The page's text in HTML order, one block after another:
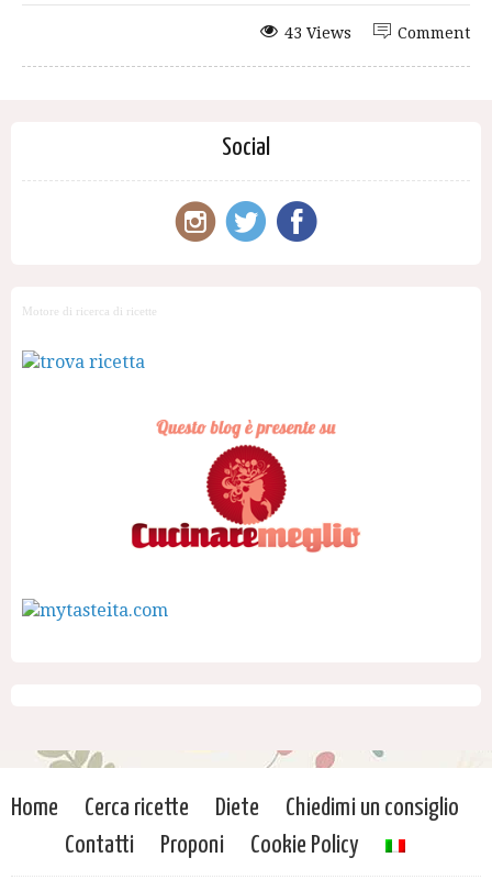
Comment
43 Views
Social
Motore di ricerca di ricette
Home Cerca ricette Diete
Chiedimi un consiglio
Contatti
Proponi Cookie Policy